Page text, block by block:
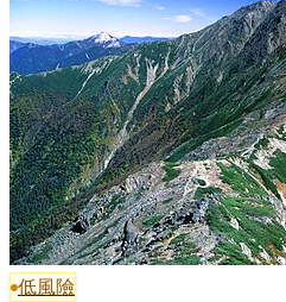
低風險